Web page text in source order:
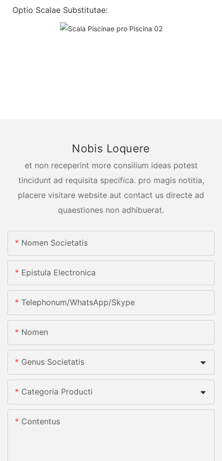
Optio Scalae Substitutae:
Nobis Loquere
et non receperint more consilium ideas potest
tincidunt ad requisita specifica. pro magis notitia,
placere visitare website aut contact us directe ad
quaestiones non adhibuerat.
Nomen Societatis
Epistula Electronica
Telephonum/whatsApp/skype
Nomen
Genus Societatis
Categoria Producti
Contentus